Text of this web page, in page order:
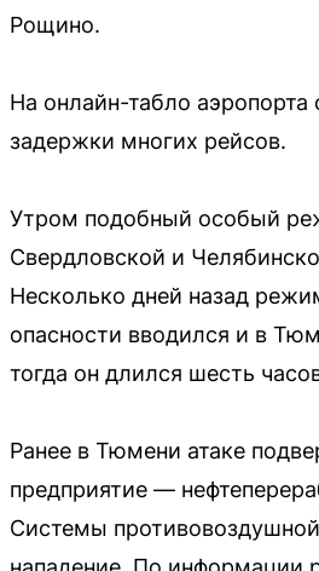
Рощино.
На онлайн-табло аэропорта
задержки многих рейсов.
Утром подобный особый
Свердловской и
Несколько дней назад
опасности вводился и в
тогда он длился шесть
Ранее в Тюмени атаке
предприятие —
Системы